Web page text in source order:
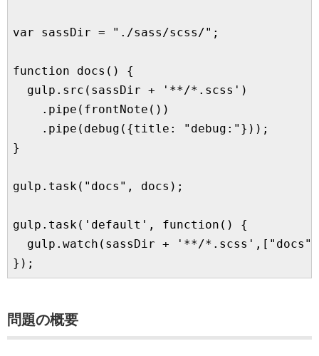
var sassDir = "./sass/scss/";
function docs() {
  gulp.src(sassDir + '**/*.scss')
    .pipe(frontNote())
    .pipe(debug({title: "debug:"}));
}
gulp.task("docs", docs);
gulp.task('default', function() {
gulp.watch(sassDir + '**/
問題の概要